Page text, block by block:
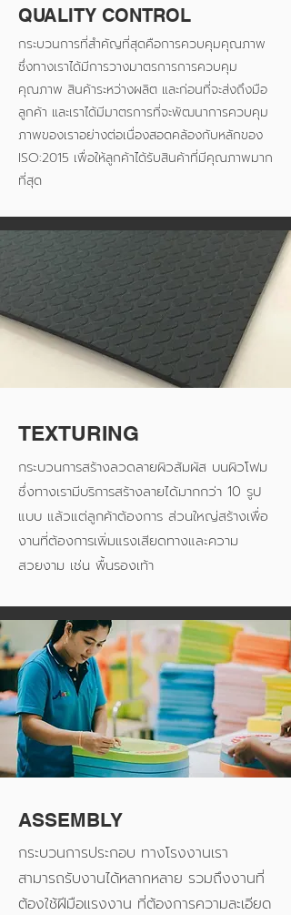
QUALITY CONTROL
กระบวนการที่สำคัญที่สุดคือการควบคุมคุณภาพ
ซึ่งทางเราได้มีการวางมาตรการการควบคุม
คุณภาพ สินค้าระหว่างผลิต และก่อนที่จะส่งถึงมือ
ลูกค้า และเราได้มีมาตรการที่จะพัฒนาการควบคุม
ภาพของเราอย่างต่อเนื่องสอดคล้องกับหลักของ
ISO:2015 เพื่อให้ลูกค้าได้รับสินค้าที่มีคุณภาพมาก
ที่สุด
TEXTURING
กระบวนการสร้างลวดลายผิวสัมผัส บนผิวโฟม
ซึ่งทางเรามีบริการสร้างลายได้มากกว่า 10 รูป
แบบ แล้วแต่ลูกค้าต้องการ ส่วนใหญ่สร้างเพื่อ
งานที่ต้องการเพิ่มแรงเสียดทางและความ
สวยงาม เช่น พื้นรองเท้า
ASSEMBLY
กระบวนการประกอบ ทางโรงงานเรา
สามารถรับงานได้หลากหลาย รวมถึงงานที่
ต้องใช้ฝีมือแรงงาน ที่ต้องการความละเอียด